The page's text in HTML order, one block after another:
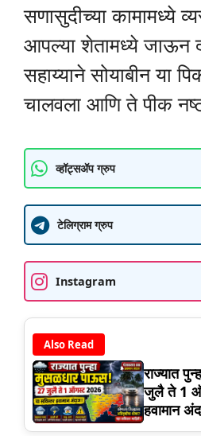
सणासुदीच्या कामामध्ये
आपल्या शेतामध्ये जाऊन
सहाय्याने सोयाबीन या
चालवला आणि ते पीक
व्हॉट्सॲप ग्रुप
टेलिग्राम ग्रुप
Instagram
Also Read
राज्यात
जुलै ते 1
हवामान